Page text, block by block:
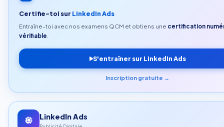
Certifie-toi sur LinkedIn Ads
Entraîne-toi avec nos examens QCM et obtiens une certification
vérifiable
S'entraîner sur LinkedIn Ads
Inscription gratuite →
LinkedIn Ads